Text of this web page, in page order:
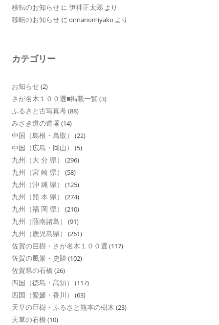
移転のお知らせ に 伊神正太郎 より
移転のお知らせ に onnanomiyako より
カテゴリー
お知らせ(2)
さが名木１００選■掲載一覧 (3)
ふるさと古写真考(88)
みさき道の道塚 (14)
中国（島根・鳥取） (22)
中国（広島・岡山） (5)
九州（大 分 県） (296)
九州（宮 崎 県） (58)
九州（沖 縄 県） (125)
九州（熊 本 県） (274)
九州（福 岡 県） (210)
九州（薩南諸島） (91)
九州（鹿児島県） (261)
佐賀の巨樹・さが名木１００選 (117)
佐賀の風景・史跡(102)
佐賀県の石橋 (26)
四国（徳島・高知） (117)
四国（愛媛・香川） (63)
天草の巨樹・ふるさと熊本の樹木 (23)
天草の石橋 (10)